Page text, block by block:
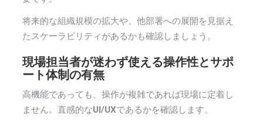
将来的な組織規模の拡大や、他部署への展開を見据え
たスケーラビリティがあるかも確認しましょう。
現場担当者が迷わず使える操作性とサポ
ート体制の有無
高機能であっても、操作が複雑であれば現場に定着し
ません。直感的なUI/UXであるかを確認します。